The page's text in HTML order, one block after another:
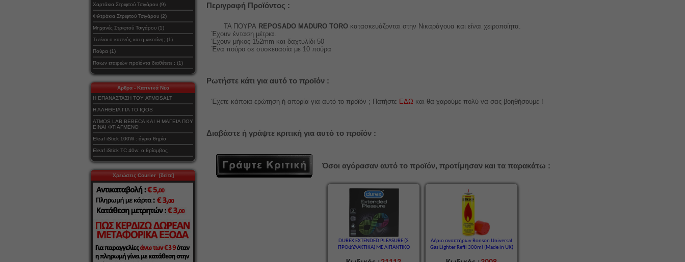
Χαρτάκια Στριφτού Τσιγάρου (9)
Φιλτράκια Στριφτού Τσιγάρου (2)
Μηχανές Στριφτού Τσιγάρου (1)
Τι είναι ο καπνός και η νικοτίνη; (1)
Πούρα (1)
Ποιων εταιριών προϊόντα διαθέτετε ; (1)
Αρθρα - Καπνικά Νέα
Η ΕΠΑΝΑΣΤΑΣΗ ΤΟΥ ATMOSALT
Η ΑΛΗΘΕΙΑ ΓΙΑ ΤΟ IQOS
ATMOS LAB BEBECA ΚΑΙ Η ΜΑΓΕΙΑ ΠΟΥ
ΕΙΝΑΙ ΦΤΙΑΓΜΕΝΟ
Eleaf iStick 100W : άγριο θηρίο
Eleaf iStick TC 40w: ο θρίαμβος
Χρεώσεις Courier [δείτε]
Περιγραφή Προϊόντος :
ΤΑ ΠΟΥΡΑ REPOSADO MADURO TORO κατασκευάζονται στην Νικαράγουα και είναι χειροποίητα.
Έχουν ένταση μέτρια.
Έχουν μήκος 152mm και δαχτυλίδι 50
Ένα πούρο σε συσκευασία με 10 πούρα
Ρωτήστε κάτι για αυτό το προϊόν :
Έχετε κάποια ερώτηση ή απορία για αυτό το προϊόν ; Πατήστε ΕΔΩ και θα χαρούμε πολύ να σας βοηθήσουμε !
Διαβάστε ή γράψτε κριτική για αυτό το προϊόν :
Όσοι αγόρασαν αυτό το προϊόν, προτίμησαν και τα παρακάτω :
DUREX EXTENDED PLEASURE (3
ΠΡΟΦΥΛΑΚΤΙΚΑ) ΜΕ ΛΙΠΑΝΤΙΚΟ
Αέριο αναπτήρων Ronson Universal
Gas Lighter Refil 300ml (Made in UK)